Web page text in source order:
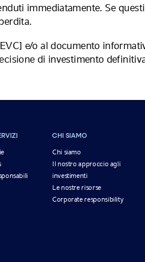
immediatamente. Se
e/o al documento
di investimento
CHI SIAMO
Chi siamo
Il nostro approccio agli
investimenti
Le nostre risorse
Corporate responsibility